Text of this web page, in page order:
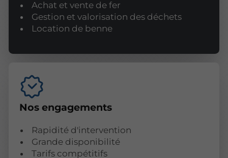
Achat et vente de fer
Gestion et valorisation des déchets
Location de benne
Nos engagements
Rapidité d'intervention
Grande disponibilité
Tarifs compétitifs